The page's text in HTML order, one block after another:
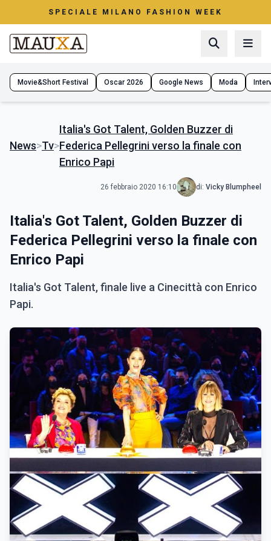
SPECIALE MILANO FASHION WEEK
Movie&Short Festival Oscar 2026 Google News Moda
News>Tv>
Italia's Got Talent, Golden Buzzer di
Federica Pellegrini verso la finale con
Enrico Papi
26 febbraio 2020 16:10 di: Vicky Blumpheel
Italia's Got Talent, Golden Buzzer di
Federica Pellegrini verso la finale con
Enrico Papi
Italia's Got Talent, finale live a Cinecittà con Enrico
Papi.